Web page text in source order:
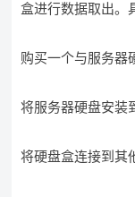
盒进行数据取出。
购买一个与服务器
将服务器硬盘安装
将硬盘盒连接到其